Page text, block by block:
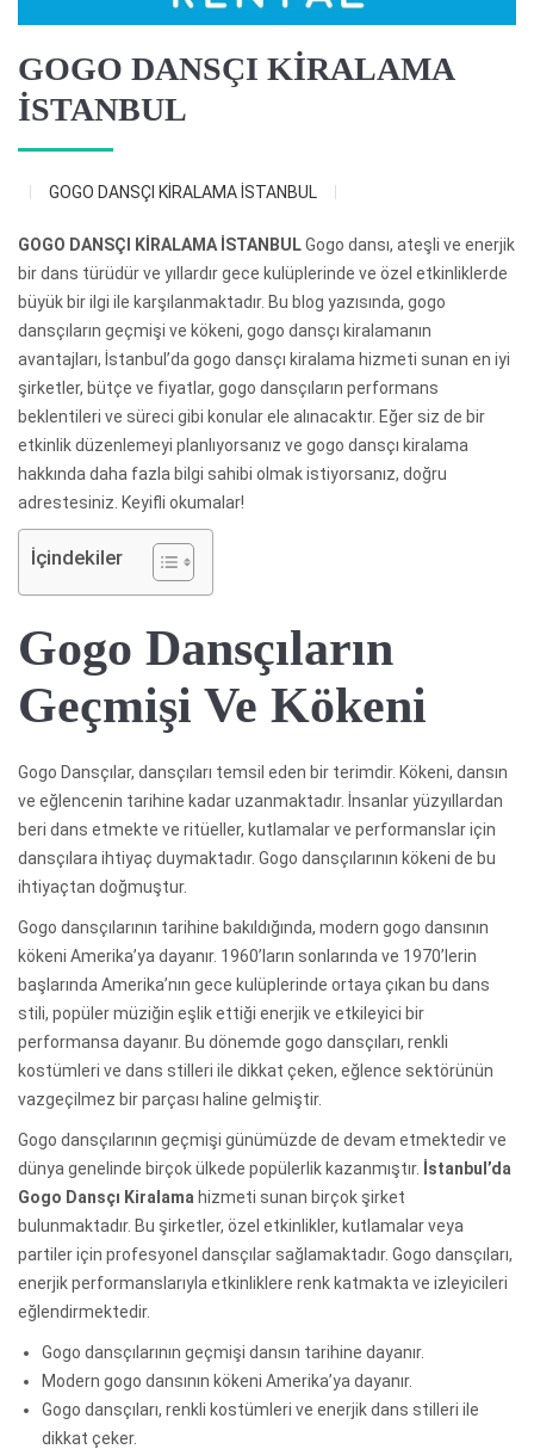
GOGO DANSÇI KİRALAMA
İSTANBUL
GOGO DANSÇI KİRALAMA İSTANBUL
GOGO DANSÇI KİRALAMA İSTANBULGogo dansı, ateşli ve enerjik
bir dans türüdür ve yıllardır gece kulüplerinde ve özel etkinliklerde
büyük bir ilgi ile karşılanmaktadır. Bu blog yazısında, gogo
dansçıların geçmişi ve kökeni, gogo dansçı kiralamanın
avantajları, İstanbul’da gogo dansçı kiralama hizmeti sunan en iyi
şirketler, bütçe ve fiyatlar, gogo dansçıların performans
beklentileri ve süreci gibi konular ele alınacaktır. Eğer siz de bir
etkinlik düzenlemeyi planlıyorsanız ve gogo dansçı kiralama
hakkında daha fazla bilgi sahibi olmak istiyorsanız, doğru
adrestesiniz. Keyifli okumalar!
İçindekiler
Gogo Dansçıların
Geçmişi Ve Kökeni
Gogo Dansçılar, dansçıları temsil eden bir terimdir. Kökeni, dansın
ve eğlencenin tarihine kadar uzanmaktadır. İnsanlar yüzyıllardan
beri dans etmekte ve ritüeller, kutlamalar ve performanslar için
dansçılara ihtiyaç duymaktadır. Gogo dansçılarının kökeni de bu
ihtiyaçtan doğmuştur.
Gogo dansçılarının tarihine bakıldığında, modern gogo dansının
kökeni Amerika’ya dayanır. 1960’ların sonlarında ve 1970’lerin
başlarında Amerika’nın gece kulüplerinde ortaya çıkan bu dans
stili, popüler müziğin eşlik ettiği enerjik ve etkileyici bir
performansa dayanır. Bu dönemde gogo dansçıları, renkli
kostümleri ve dans stilleri ile dikkat çeken, eğlence sektörünün
vazgeçilmez bir parçası haline gelmiştir.
Gogo dansçılarının geçmişi günümüzde de devam etmektedir ve
dünya genelinde birçok ülkede popülerlik kazanmıştır. İstanbul’da
Gogo Dansçı Kiralama hizmeti sunan birçok şirket
bulunmaktadır. Bu şirketler, özel etkinlikler, kutlamalar veya
partiler için profesyonel dansçılar sağlamaktadır. Gogo dansçıları,
enerjik performanslarıyla etkinliklere renk katmakta ve izleyicileri
eğlendirmektedir.
Gogo dansçılarının geçmişi dansın tarihine dayanır.
Modern gogo dansının kökeni Amerika’ya dayanır.
Gogo dansçıları, renkli kostümleri ve enerjik dans stilleri ile
dikkat çeker.